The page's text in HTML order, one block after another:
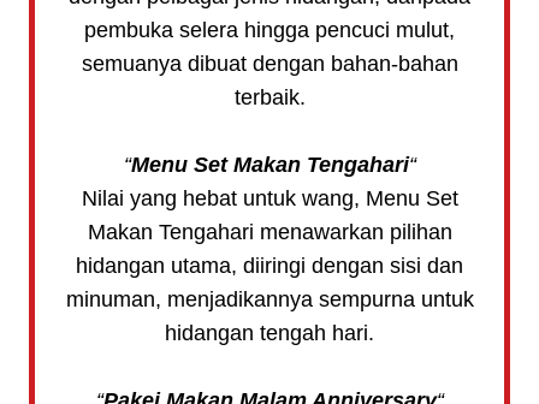
pembuka selera hingga pencuci mulut,
semuanya dibuat dengan bahan-bahan
terbaik.
“Menu Set Makan Tengahari“
Nilai yang hebat untuk wang, Menu Set
Makan Tengahari menawarkan pilihan
hidangan utama, diiringi dengan sisi dan
minuman, menjadikannya sempurna untuk
hidangan tengah hari.